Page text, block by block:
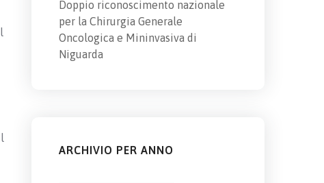
Doppio riconoscimento nazionale
per la Chirurgia Generale
Oncologica e Mininvasiva di
Niguarda
ARCHIVIO PER ANNO